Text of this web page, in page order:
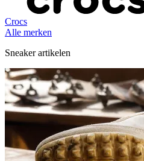
Crocs
Alle merken
Sneaker artikelen